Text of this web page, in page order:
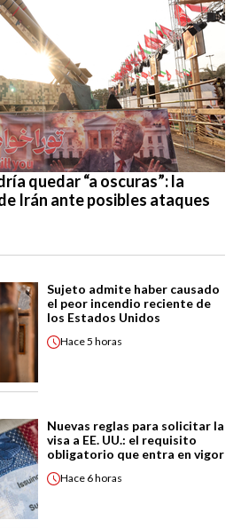
quedar “a oscuras”: la
Irán ante posibles ataques
Sujeto admite haber causado
el peor incendio reciente de
los Estados Unidos
Hace5 horas
Nuevas reglas para solicitar la
visa a EE. UU.: el requisito
obligatorio que entra en vigor
Hace 6 horas